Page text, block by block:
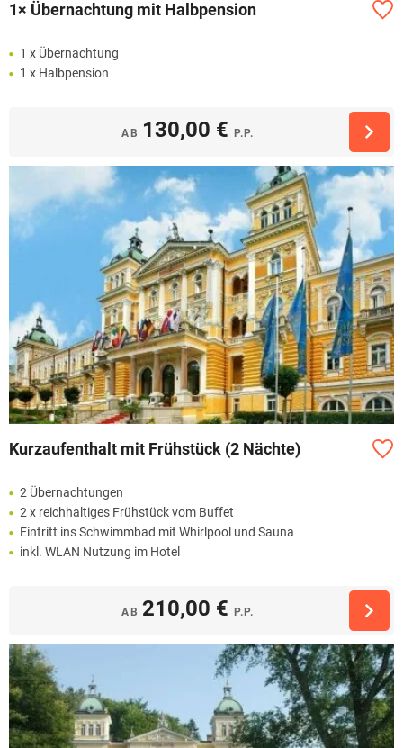
1× Übernachtung mit Halbpension
1 x Übernachtung
1 x Halbpension
AB 130,00 € P.P.
Kurzaufenthalt mit Frühstück (2 Nächte)
2 Übernachtungen
2 x reichhaltiges Frühstück vom Buffet
Eintritt ins Schwimmbad mit Whirlpool und Sauna
inkl. WLAN Nutzung im Hotel
AB 210,00 € P.P.